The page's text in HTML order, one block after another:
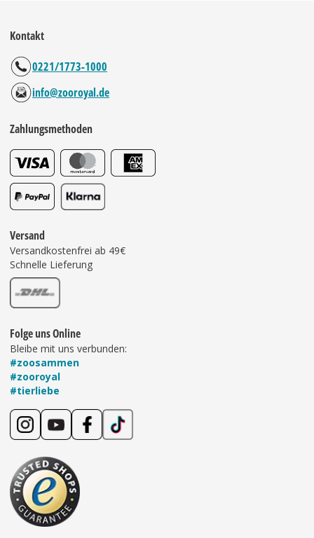
Kontakt
0221/1773-1000
info@zooroyal.de
Zahlungsmethoden
Versand
Versandkostenfrei ab 49€
Schnelle Lieferung
Folge uns Online
Bleibe mit uns verbunden:
#zoosammen
#zooroyal
#tierliebe